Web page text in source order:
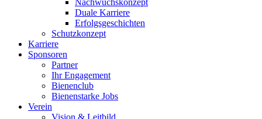
Nachwuchskonzept
Duale Karriere
Erfolgsgeschichten
Schutzkonzept
Karriere
Sponsoren
Partner
Ihr Engagement
Bienenclub
Bienenstarke Jobs
Verein
Vision & Leitbild